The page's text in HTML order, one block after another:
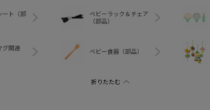
ート（部
ベビーラック＆チェア
（部品）
グ関連
ベビー食器（部品）